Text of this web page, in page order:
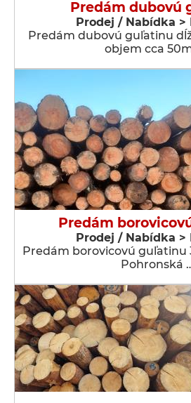
Predám dubovú
Prodej / Nabídka >
Predám dubovú guľatinu
objem cca
Predám
Prodej / Nabídka >
Predám borovicovú guľatinu
Pohronská